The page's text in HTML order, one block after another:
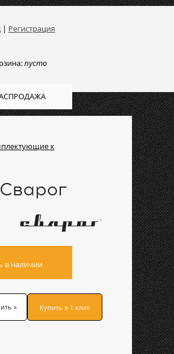
к
в наличии
» Купить в 1 клик
| Регистрация
пусто